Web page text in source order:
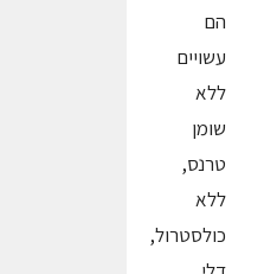
הם
עשויים
ללא
שומן
טרנס,
ללא
כולסטרול,